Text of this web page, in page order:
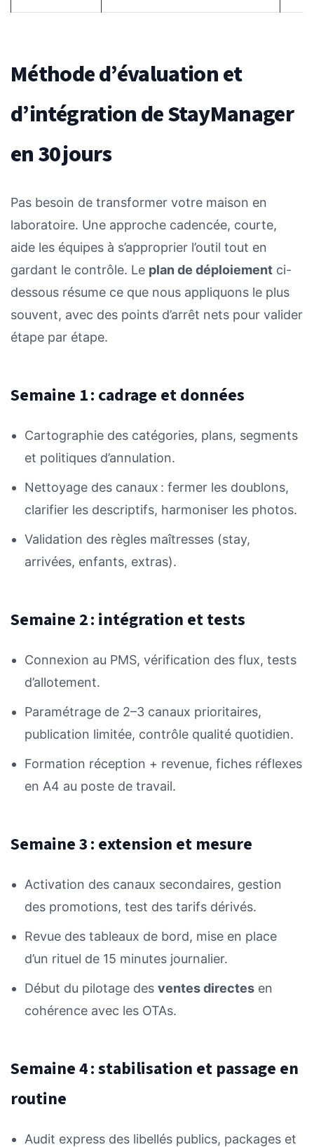
Méthode d’évaluation et
d’intégration de StayManager
en 30 jours
Pas besoin de transformer votre maison en
laboratoire. Une approche cadencée, courte,
aide les équipes à s’approprier l’outil tout en
gardant le contrôle. Le plan de déploiement ci-
dessous résume ce que nous appliquons le plus
souvent, avec des points d’arrêt nets pour valider
étape par étape.
Semaine 1 : cadrage et données
Cartographie des catégories, plans, segments
et politiques d’annulation.
Nettoyage des canaux : fermer les doublons,
clarifier les descriptifs, harmoniser les photos.
Validation des règles maîtresses (stay,
arrivées, enfants, extras).
Semaine 2 : intégration et tests
Connexion au PMS, vérification des flux, tests
d’allotement.
Paramétrage de 2–3 canaux prioritaires,
publication limitée, contrôle qualité quotidien.
Formation réception + revenue, fiches réflexes
en A4 au poste de travail.
Semaine 3 : extension et mesure
Activation des canaux secondaires, gestion
des promotions, test des tarifs dérivés.
Revue des tableaux de bord, mise en place
d’un rituel de 15 minutes journalier.
Début du pilotage des ventes directes en
cohérence avec les OTAs.
Semaine 4 : stabilisation et passage en
routine
Audit express des libellés publics, packages et